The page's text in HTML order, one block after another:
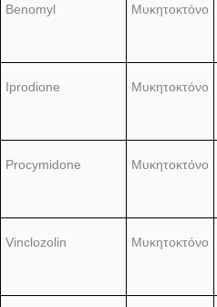
Benomyl Μυκητοκτόνο
Iprodione Μυκητοκτόνο
Procymidone Μυκητοκτόνο
Vinclozolin Μυκητοκτόνο